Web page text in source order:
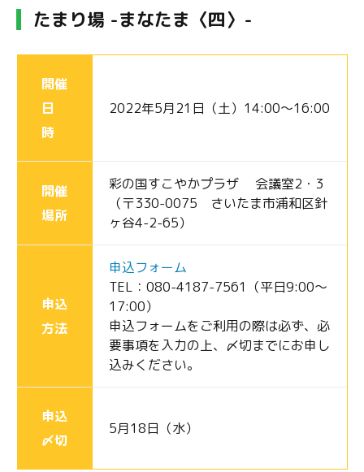
たまり場 -まなたま〈四〉-
開催
日
時
2022年5月21日（土）14:00～16:00
開催
場所
彩の国すこやかプラザ 会議室2・3
（〒330-0075 さいたま市浦和区針
ヶ谷4-2-65）
申込
方法
申込フォーム
TEL：080-4187-7561（平日9:00～
17:00）
申込フォームをご利用の際は必ず、必
要事項を入力の上、〆切までにお申し
込みください。
申込
〆切
5月18日（水）